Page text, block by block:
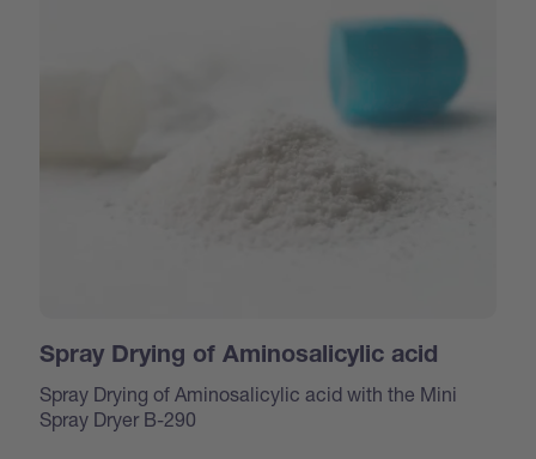
Spray Drying of Aminosalicylic acid
Spray Drying of Aminosalicylic acid with the Mini
Spray Dryer B-290